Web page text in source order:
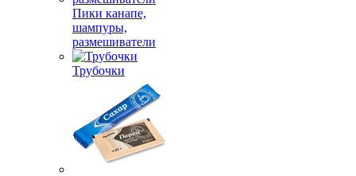
Пики канапе,
шампуры,
размешиватели
Трубочки